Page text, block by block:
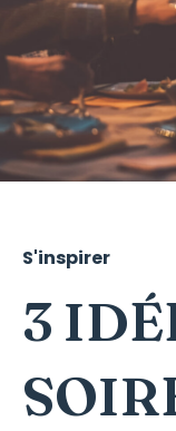
S'inspirer
3